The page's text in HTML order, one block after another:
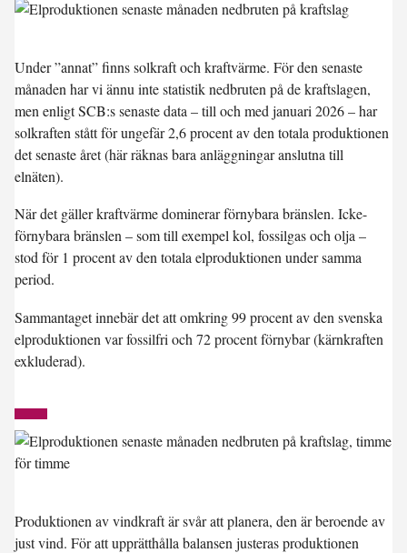
Under ”annat” finns solkraft och kraftvärme. För den senaste
månaden har vi ännu inte statistik nedbruten på de kraftslagen,
men enligt SCB:s senaste data – till och med januari 2026 – har
solkraften stått för ungefär 2,6 procent av den totala produktionen
det senaste året (här räknas bara anläggningar anslutna till
elnäten).
När det gäller kraftvärme dominerar förnybara bränslen. Icke-
förnybara bränslen – som till exempel kol, fossilgas och olja –
stod för 1 procent av den totala elproduktionen under samma
period.
Sammantaget innebär det att omkring99 procentav den svenska
elproduktionen var fossilfri och 72 procent förnybar(kärnkraften
exkluderad).
Produktionen av vindkraft är svår att planera, den är beroende av
just vind. För att upprätthålla balansen justeras produktionen